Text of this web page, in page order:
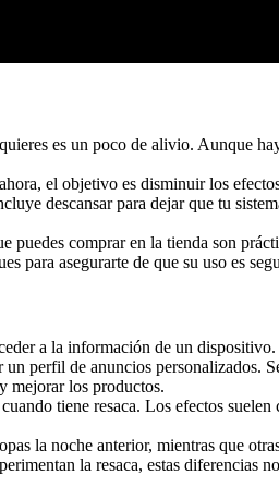
es un poco de alivio. Aunque
el objetivo es disminuir los
descansar para dejar que tu
puedes comprar en la tienda son
para asegurarte de que su uso es
a la información de un
perfil de anuncios personalizados.
mejorar los productos.
tiene resaca. Los efectos suelen
la noche anterior, mientras que
la resaca, estas diferencias